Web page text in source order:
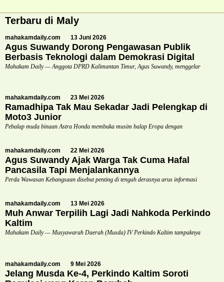
Terbaru di Maly
mahakamdaily.com 13 Juni 2026
Agus Suwandy Dorong Pengawasan Publik
Berbasis Teknologi dalam Demokrasi Digital
Mahakam Daily — Anggota DPRD Kalimantan Timur, Agus Suwandy, menggelar
mahakamdaily.com 23 Mei 2026
Ramadhipa Tak Mau Sekadar Jadi Pelengkap di
Moto3 Junior
Pebalap muda binaan Astra Honda membuka musim balap Eropa dengan
mahakamdaily.com 22 Mei 2026
Agus Suwandy Ajak Warga Tak Cuma Hafal
Pancasila Tapi Menjalankannya
Perda Wawasan Kebangsaan disebut penting di tengah derasnya arus informasi
mahakamdaily.com 13 Mei 2026
Muh Anwar Terpilih Lagi Jadi Nahkoda Perkindo
Kaltim
Mahakam Daily — Musyawarah Daerah (Musda) IV Perkindo Kaltim tampaknya
mahakamdaily.com 9 Mei 2026
Jelang Musda Ke-4, Perkindo Kaltim Soroti